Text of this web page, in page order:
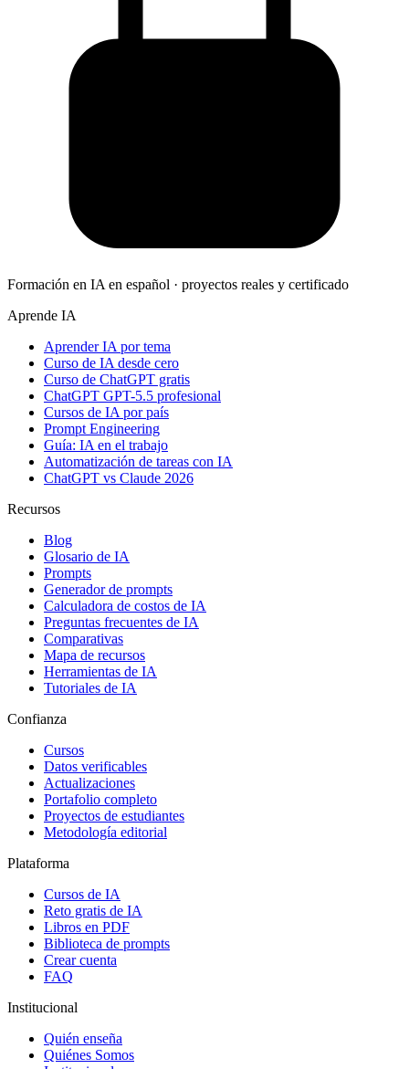
Formación en IA en español · proyectos reales y certificado
Aprende IA
Aprender IA por tema
Curso de IA desde cero
Curso de ChatGPT gratis
ChatGPT GPT-5.5 profesional
Cursos de IA por país
Prompt Engineering
Guía: IA en el trabajo
Automatización de tareas con IA
ChatGPT vs Claude 2026
Recursos
Blog
Glosario de IA
Prompts
Generador de prompts
Calculadora de costos de IA
Preguntas frecuentes de IA
Comparativas
Mapa de recursos
Herramientas de IA
Tutoriales de IA
Confianza
Cursos
Datos verificables
Actualizaciones
Portafolio completo
Proyectos de estudiantes
Metodología editorial
Plataforma
Cursos de IA
Reto gratis de IA
Libros en PDF
Biblioteca de prompts
Crear cuenta
FAQ
Institucional
Quién enseña
Quiénes Somos